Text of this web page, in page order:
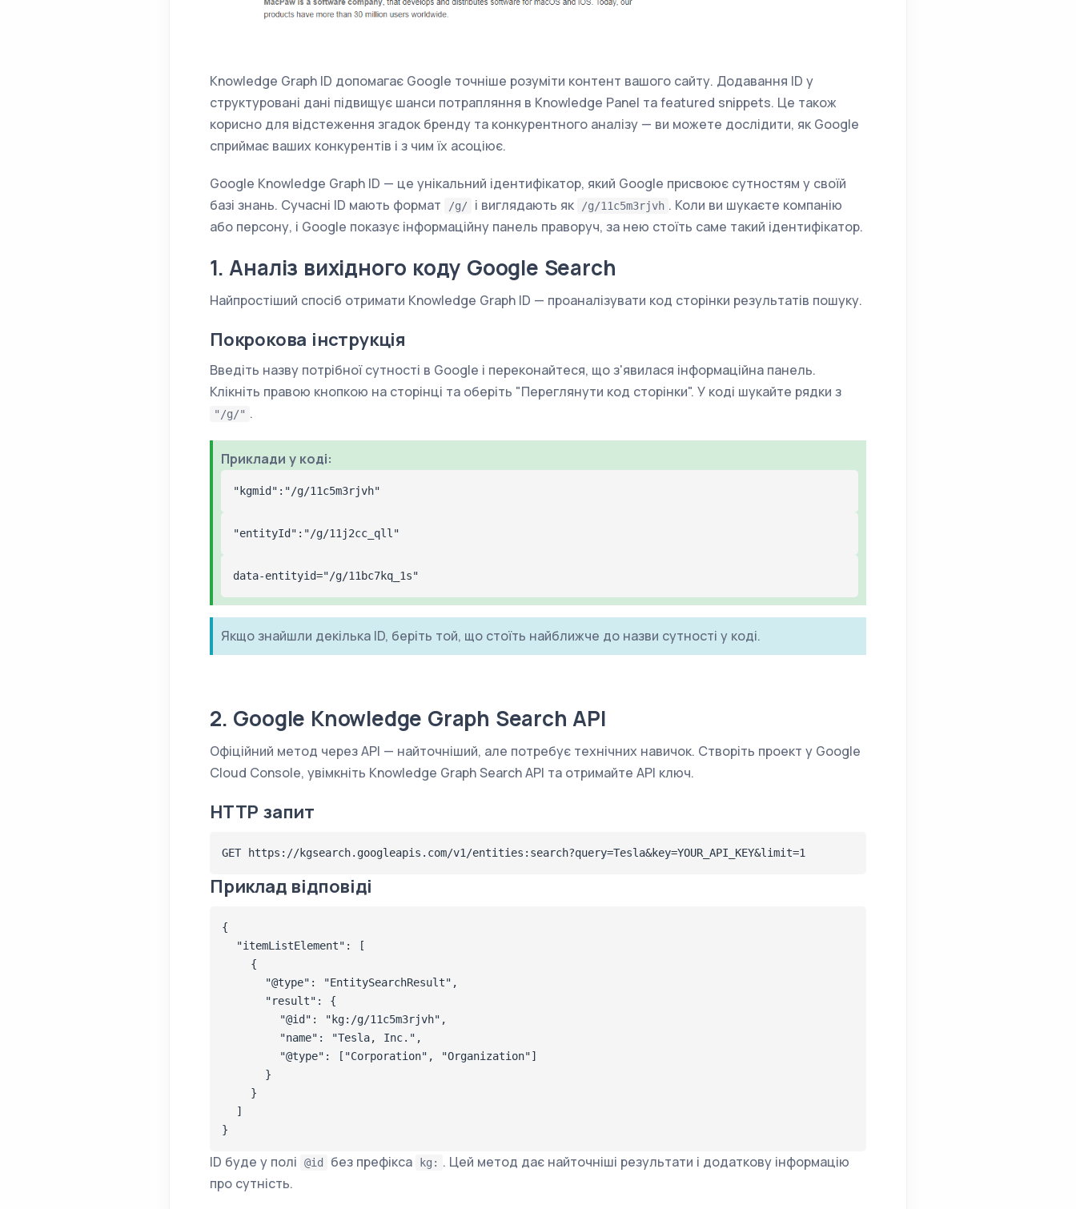
Knowledge Graph ID допомагає Google точніше розуміти контент вашого сайту. Додавання ID у
структуровані дані підвищує шанси потрапляння в Knowledge Panel та featured snippets. Це також
корисно для відстеження згадок бренду та конкурентного аналізу — ви можете дослідити, як Google
сприймає ваших конкурентів і з чим їх асоціює.
Google Knowledge Graph ID — це унікальний ідентифікатор, який Google присвоює сутностям у своїй
базі знань. Сучасні ID мають формат
/g/ і виглядають як /g/11c5m3rjvh . Коли ви шукаєте компанію
або персону, і Google показує інформаційну панель праворуч, за нею стоїть саме такий ідентифікатор.
1. Аналіз вихідного коду Google Search
Найпростіший спосіб отримати Knowledge Graph ID — проаналізувати код сторінки результатів пошуку.
Покрокова інструкція
Введіть назву потрібної сутності в Google і переконайтеся, що з'явилася інформаційна панель.
Клікніть правою кнопкою на сторінці та оберіть "Переглянути код сторінки". У коді шукайте рядки з
"/g/" .
Приклади у коді:
"kgmid":"/g/11c5m3rjvh"
"entityId":"/g/11j2cc_qll"
data-entityid="/g/11bc7kq_1s"
Якщо знайшли декілька ID, беріть той, що стоїть найближче до назви сутності у коді.
2. Google Knowledge Graph Search API
Офіційний метод через API — найточніший, але потребує технічних навичок. Створіть проект у Google
Cloud Console, увімкніть Knowledge Graph Search API та отримайте API ключ.
HTTP запит
GET https://kgsearch.googleapis.com/v1/entities:search?query=Tesla&key=YOUR_API_KEY&limit=1
Приклад відповіді
{
  "itemListElement": [
    {
      "@type": "EntitySearchResult",
      "result": {
        "@id": "kg:/g/11c5m3rjvh",
        "name": "Tesla, Inc.",
        "@type": ["Corporation", "Organization"]
      }
    }
  ]
}
ID буде у полі @id без префікса kg: . Цей метод дає найточніші результати і додаткову інформацію
про сутність.